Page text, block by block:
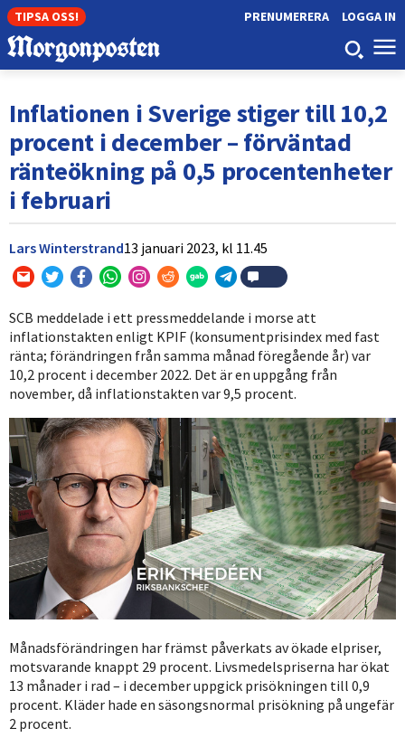
TIPSA OSS! LOGGA IN
PRENUMERERA
Inflationen i Sverige stiger till 10,2
procent i december – förväntad
ränteökning på 0,5 procentenheter
i februari
Lars Winterstrand13 januari 2023, kl 11.45
SCB meddelade i ett pressmeddelande i morse att
inflationstakten enligt KPIF (konsumentprisindex med fast
ränta; förändringen från samma månad föregående år) var
10,2 procent i december 2022. Det är en uppgång från
november, då inflationstakten var 9,5 procent.
Månadsförändringen har främst påverkats av ökade elpriser,
motsvarande knappt 29 procent. Livsmedelspriserna har ökat
13 månader i rad – i december uppgick prisökningen till 0,9
procent. Kläder hade en säsongsnormal prisökning på ungefär
2 procent.